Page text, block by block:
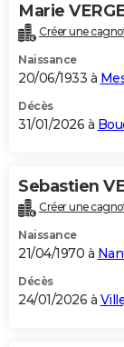
Marie
Créer une
Naissance
20/06/1933 à
Décès
31/01/2026 à
Sebastien
Créer une
Naissance
21/04/1970 à
Décès
24/01/2026 à